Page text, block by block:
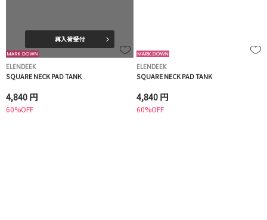
再入荷受付
ELENDEEK
SQUARE NECK PAD TANK
4,840 円
60%OFF
ELENDEEK
SQUARE NECK PAD TANK
4,840 円
60%OFF